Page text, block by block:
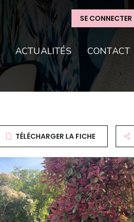
SE CONNECTER
ACTUALITÉS CONTACT
TÉLÉCHARGER LA FICHE